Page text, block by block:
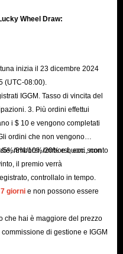
Wheel Draw:
inizia il 23 dicembre 2024
(UTC-08:00).
IGGM. Tasso di vincita del
3. Più ordini effettui
i $ 10 e vengono completati
ordini che non vengono
rimborsi, rimborsi, ecc., non
8%/10%/20% e buoni sconto
il premio verrà
controllalo in tempo.
giorni e non possono essere
che hai è maggiore del prezzo
di gestione e IGGM